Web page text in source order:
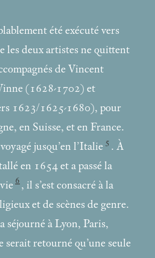
été exécuté vers
les deux artistes ne quittent
de Vincent
(1628-1702) et
1623/1625-1680), pour
en Suisse, et en France.
jusqu’en l’Italie 5 . À
en 1654 et a passé la
6 , il s’est consacré à la
et de scènes de genre.
séjourné à Lyon, Paris,
retourné qu’une seule